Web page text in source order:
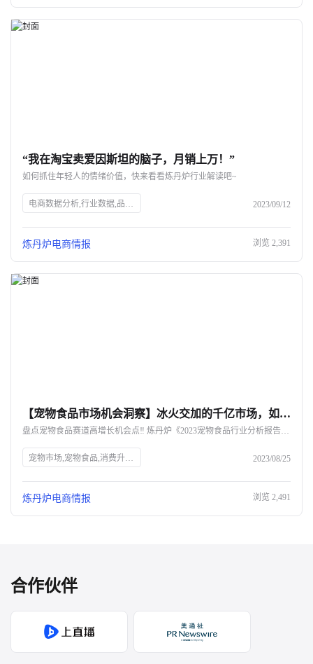
“我在淘宝卖爱因斯坦的脑子，月销上万！”
如何抓住年轻人的情绪价值，快来看看炼丹炉行业解读吧~
电商数据分析,行业数据,品牌数据,店铺数据,商品数据,炼丹炉,虚拟商品,情绪消费,爱因斯坦的脑子,淘宝,年轻人消费,市场趋势 2023/09/12
炼丹炉电商情报 浏览 2,391
【宠物食品市场机会洞察】冰火交加的千亿市场，如何顺利突围？
盘点宠物食品赛道高增长机会点‼️ 炼丹炉《2023宠物食品行业分析报告》出炉
宠物市场,宠物食品,消费升级,人口结构变化,养宠人群,年轻化趋势,宠物主粮,宠物零食,宠物营养保健食品,科学喂养,健康化,专业化,均衡营养,国产品牌,市场份额,行业分析报告 2023/08/25
炼丹炉电商情报 浏览 2,491
合作伙伴